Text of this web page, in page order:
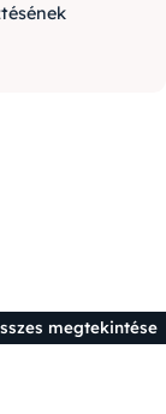
megtekintése